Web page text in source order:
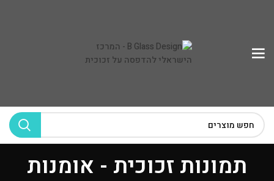
תמונות זכוכית - אומנות